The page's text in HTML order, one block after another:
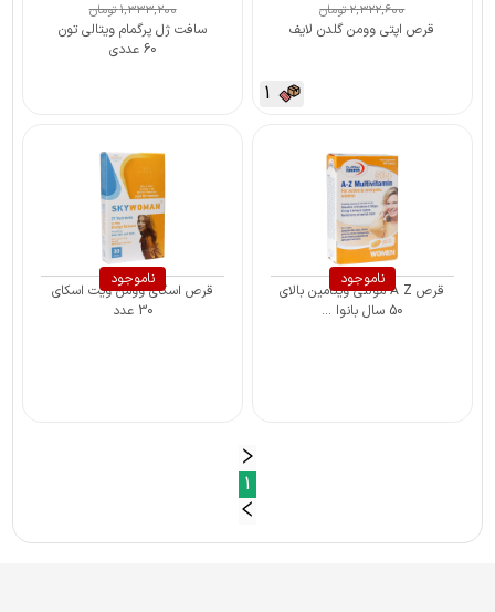
قرص اپتی وومن گلدن لایف
2,322,600تومان
1
سافت ژل پرگمام ویتالی تون
60 عددی
1,333,200تومان
ناموجود
قرص A Z مولتی ویتامین بالای
50 سال بانوا ...
ناموجود
قرص اسکای وومن ویت اسکای
30 عدد
1